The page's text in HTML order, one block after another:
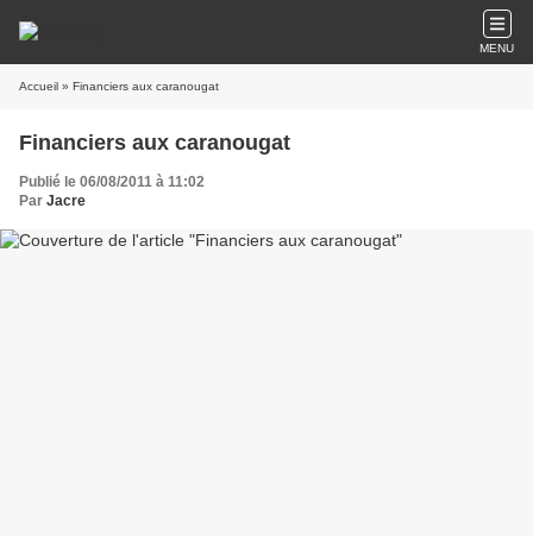
MENU
Accueil » Financiers aux caranougat
Financiers aux caranougat
Publié le 06/08/2011 à 11:02
Par Jacre